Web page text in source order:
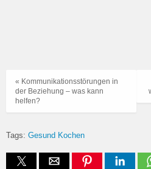
« Kommunikationsstörungen in
der Beziehung – was kann
helfen?
Tags: Gesund Kochen